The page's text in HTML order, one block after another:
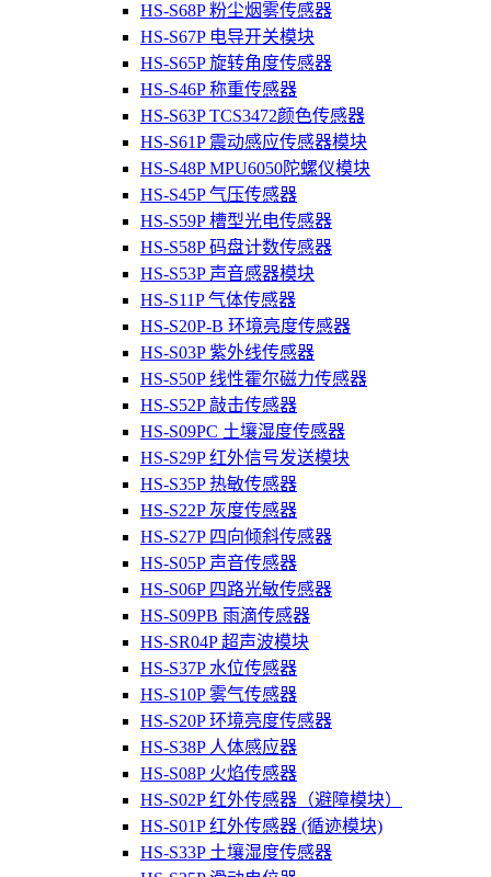
HS-S68P 粉尘烟雾传感器
HS-S67P 电导开关模块
HS-S65P 旋转角度传感器
HS-S46P 称重传感器
HS-S63P TCS3472颜色传感器
HS-S61P 震动感应传感器模块
HS-S48P MPU6050陀螺仪模块
HS-S45P 气压传感器
HS-S59P 槽型光电传感器
HS-S58P 码盘计数传感器
HS-S53P 声音感器模块
HS-S11P 气体传感器
HS-S20P-B 环境亮度传感器
HS-S03P 紫外线传感器
HS-S50P 线性霍尔磁力传感器
HS-S52P 敲击传感器
HS-S09PC 土壤湿度传感器
HS-S29P 红外信号发送模块
HS-S35P 热敏传感器
HS-S22P 灰度传感器
HS-S27P 四向倾斜传感器
HS-S05P 声音传感器
HS-S06P 四路光敏传感器
HS-S09PB 雨滴传感器
HS-SR04P 超声波模块
HS-S37P 水位传感器
HS-S10P 雾气传感器
HS-S20P 环境亮度传感器
HS-S38P 人体感应器
HS-S08P 火焰传感器
HS-S02P 红外传感器（避障模块）
HS-S01P 红外传感器 (循迹模块)
HS-S33P 土壤湿度传感器